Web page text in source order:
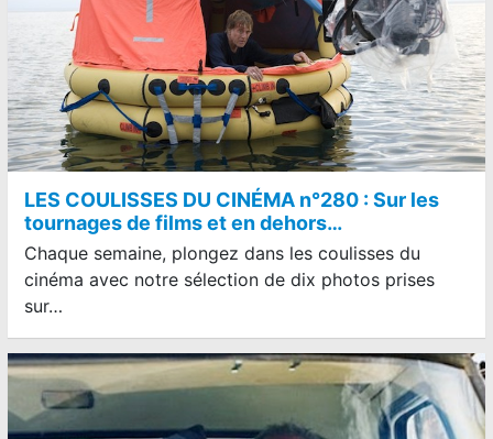
LES COULISSES DU CINÉMA n°280 : Sur les
tournages de films et en dehors…
Chaque semaine, plongez dans les coulisses du
cinéma avec notre sélection de dix photos prises
sur…